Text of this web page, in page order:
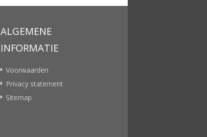
ALGEMENE
INFORMATIE
Voorwaarden
Privacy statement
Sitemap